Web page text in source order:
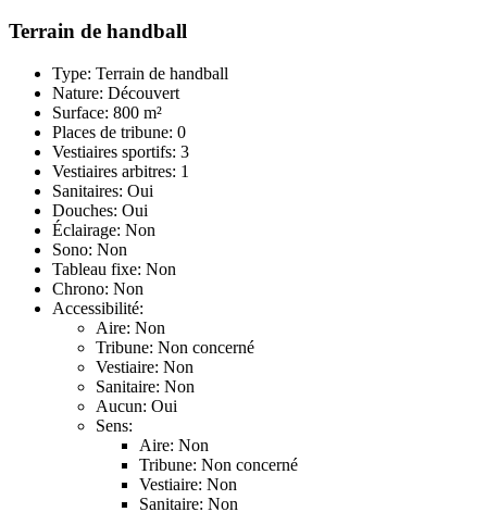
Terrain de handball
Type: Terrain de handball
Nature: Découvert
Surface: 800 m²
Places de tribune: 0
Vestiaires sportifs: 3
Vestiaires arbitres: 1
Sanitaires: Oui
Douches: Oui
Éclairage: Non
Sono: Non
Tableau fixe: Non
Chrono: Non
Accessibilité:
Aire: Non
Tribune: Non concerné
Vestiaire: Non
Sanitaire: Non
Aucun: Oui
Sens:
Aire: Non
Tribune: Non concerné
Vestiaire: Non
Sanitaire: Non